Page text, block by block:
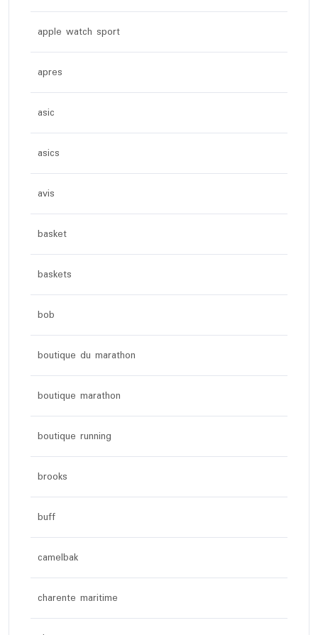
apple watch sport
apres
asic
asics
avis
basket
baskets
bob
boutique du marathon
boutique marathon
boutique running
brooks
buff
camelbak
charente maritime